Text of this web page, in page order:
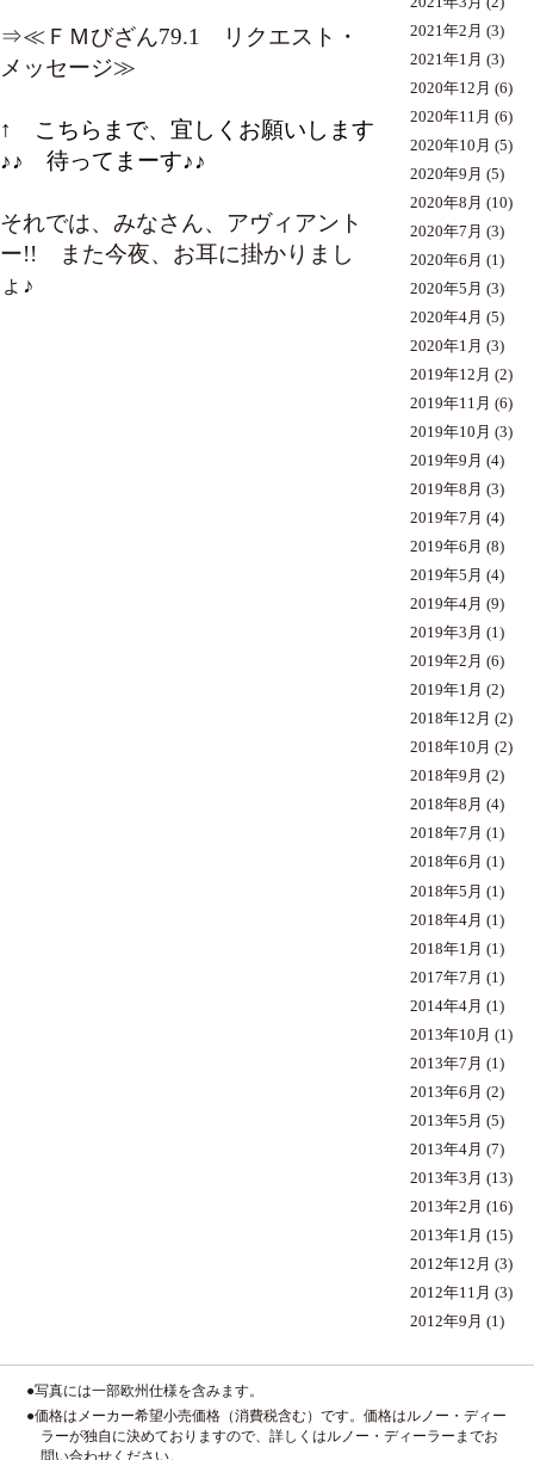
⇒≪ＦＭびざん79.1 リクエスト・
メッセージ≫
↑ こちらまで、宜しくお願いします
♪♪ 待ってまーす♪♪
それでは、みなさん、アヴィアント
ー!! また今夜、お耳に掛かりまし
ょ♪
2021年2月 (3)
2021年1月 (3)
2020年12月 (6)
2020年11月 (6)
2020年10月 (5)
2020年9月 (5)
2020年8月 (10)
2020年7月 (3)
2020年6月 (1)
2020年5月 (3)
2020年4月 (5)
2020年1月 (3)
2019年12月 (2)
2019年11月 (6)
2019年10月 (3)
2019年9月 (4)
2019年8月 (3)
2019年7月 (4)
2019年6月 (8)
2019年5月 (4)
2019年4月 (9)
2019年3月 (1)
2019年2月 (6)
2019年1月 (2)
2018年12月 (2)
2018年10月 (2)
2018年9月 (2)
2018年8月 (4)
2018年7月 (1)
2018年6月 (1)
2018年5月 (1)
2018年4月 (1)
2018年1月 (1)
2017年7月 (1)
2014年4月 (1)
2013年10月 (1)
2013年7月 (1)
2013年6月 (2)
2013年5月 (5)
2013年4月 (7)
2013年3月 (13)
2013年2月 (16)
2013年1月 (15)
2012年12月 (3)
2012年11月 (3)
2012年9月 (1)
●写真には一部欧州仕様を含みます。
●価格はメーカー希望小売価格（消費税含む）です。価格はルノー・ディー
ラーが独自に決めておりますので、詳しくはルノー・ディーラーまでお
問い合わせください。